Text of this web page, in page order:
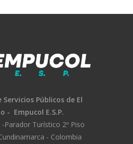
Servicios Públicos de El
- Empucol E.S.P.
-Parador Turístico 2º Piso
- Colombia